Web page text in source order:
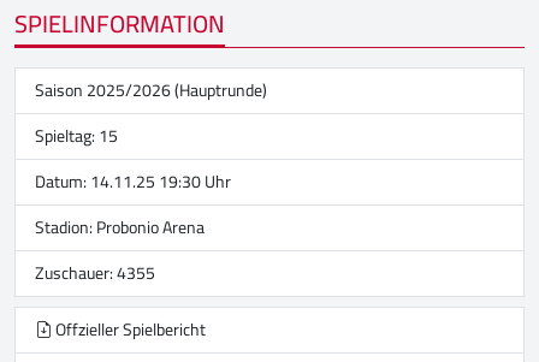
SPIELINFORMATION
Saison 2025/2026 (Hauptrunde)
Spieltag: 15
Datum: 14.11.25 19:30 Uhr
Stadion:Probonio Arena
Zuschauer: 4355
Offzieller Spielbericht